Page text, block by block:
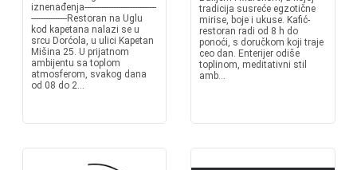
iznenađenja------------------------------
---------------Restoran na Uglu
kod kapetana nalazi se u
srcu Dorćola, u ulici Kapetan
Mišina 25. U prijatnom
ambijentu sa toplom
atmosferom, svakog dana
od 08 do 2...
tradicija susreće egzotične
mirise, boje i ukuse. Kafić-
restoran radi od 8 h do
ponoći, s doručkom koji traje
ceo dan. Enterijer odiše
toplinom, meditativni stil
amb...